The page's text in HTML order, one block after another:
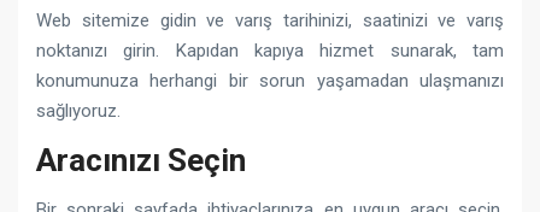
Web sitemize gidin ve varış tarihinizi, saatinizi ve varış
noktanızı girin. Kapıdan kapıya hizmet sunarak, tam
konumunuza herhangi bir sorun yaşamadan ulaşmanızı
sağlıyoruz.
Aracınızı Seçin